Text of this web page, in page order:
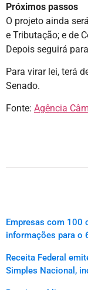
Próximos passos
O projeto ainda
e Tributação; e de
Depois seguirá
Para virar lei, terá
Senado.
Fonte: Agência
Empresas com 100
informações para o
Receita Federal
Simples Nacional,